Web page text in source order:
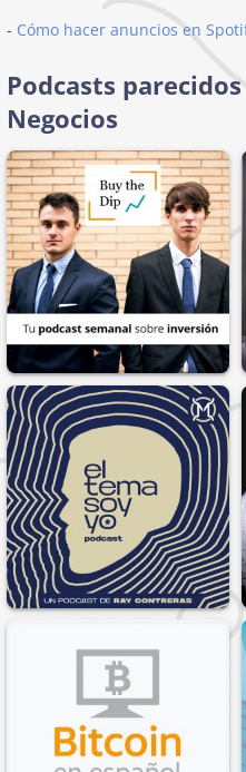
- Cómo hacer anuncios en
Podcasts
Negocios